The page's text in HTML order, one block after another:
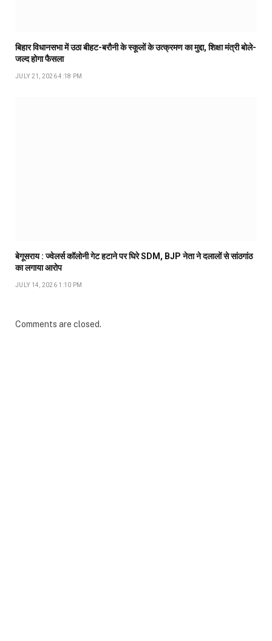
बिहार विधानसभा में उठा बीहट-बरौनी के स्कूलों के उत्क्रमण का मुद्दा, शिक्षा मंत्री बोले-
जल्द होगा फैसला
JULY 21, 2026 4:18 PM
बेगूसराय : ज्वेलर्स कॉलोनी गेट हटाने पर घिरे SDM, BJP नेता ने दलालों से सांठगांठ
का लगाया आरोप
JULY 14, 2026 1:10 PM
Comments are closed.